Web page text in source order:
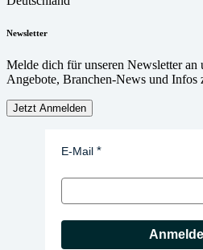
Newsletter
Melde dich für unseren Newsletter an
Angebote, Branchen-News und Infos
Jetzt Anmelden
E-Mail